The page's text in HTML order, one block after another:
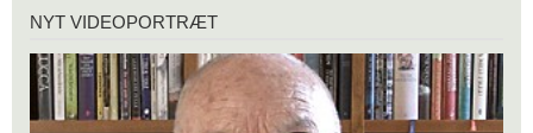
videoportræt
NYT VIDEOPORTRÆT